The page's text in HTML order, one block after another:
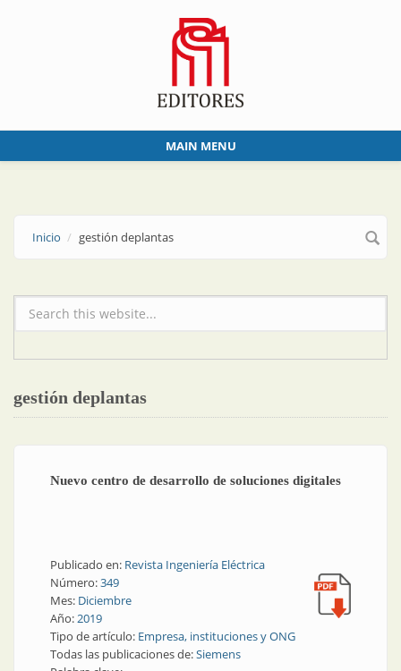
MAIN MENU
Inicio gestión deplantas
Formulario de búsqueda
gestión deplantas
Nuevo centro de desarrollo de soluciones digitales
Publicado en: Revista Ingeniería Eléctrica
Número:349
Mes: Diciembre
Año:2019
Tipo de artículo: Empresa, instituciones y ONG
Todas las publicaciones de:Siemens